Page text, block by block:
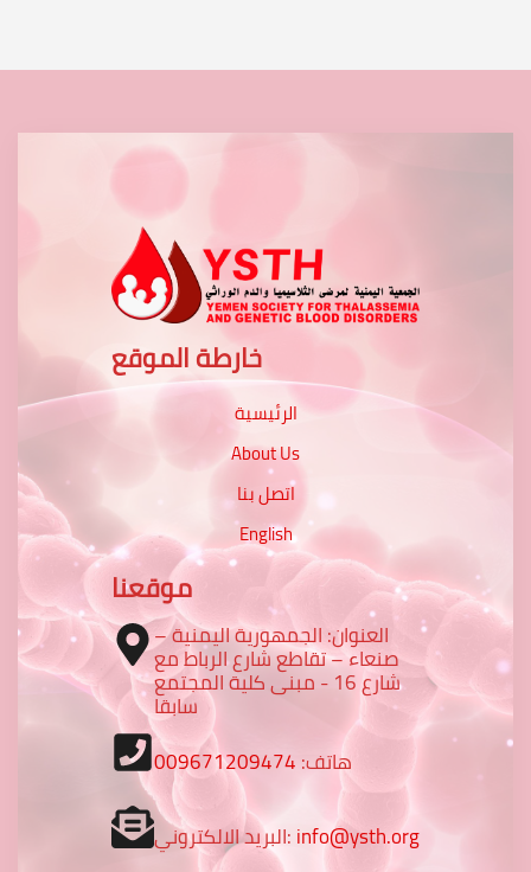
خارطة الموقع
الرئيسية
About Us
اتصل بنا
English
موقعنا
العنوان: الجمهورية اليمنية –
صنعاء – تقاطع شارع الرباط مع
شارع 16 - مبنى كلية المجتمع
سابقا
هاتف:009671209474
البريد الالكتروني:info@ysth.org